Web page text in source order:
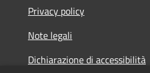
Privacy policy
Note legali
Dichiarazione di accessibilità